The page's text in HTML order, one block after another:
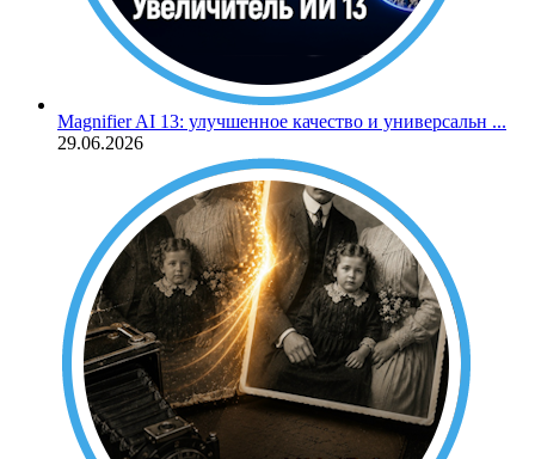
Magnifier AI 13: улучшенное качество и универсальн ...
29.06.2026